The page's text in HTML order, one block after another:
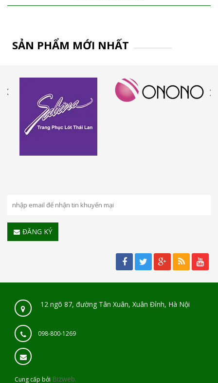
SẢN PHẨM MỚI NHẤT
ĐĂNG KÝ
12 ngõ 87, đường Tân Xuân, Xuân Đỉnh, Hà Nội
098-800-1269
Cung cấp bởi Bizweb.